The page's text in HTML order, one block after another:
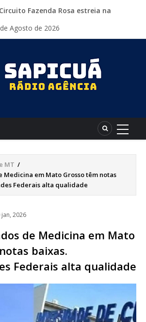
Circuito Fazenda Rosa estreia na
atividades do agronegócio
sexta-feira
Começa nesta sexta-feira em Cuiabá o
Mato Grosso AgroFestival, com rodeio e
crimes digitais contra menores
CAIXA e iFood facilitam financiamento
Agosto de 2026
MT /
Medicina em Mato Grosso têm notas
Federais alta qualidade
jan, 2026
de Medicina em Mato
baixas.
Federais alta qualidade